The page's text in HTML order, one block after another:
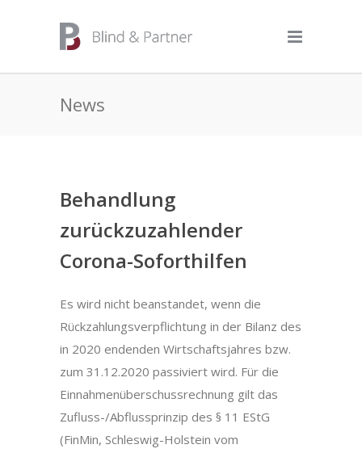
News
Behandlung
zurückzuzahlender
Corona-Soforthilfen
Es wird nicht beanstandet, wenn die
Rückzahlungsverpflichtung in der Bilanz des
in 2020 endenden Wirtschaftsjahres bzw.
zum 31.12.2020 passiviert wird. Für die
Einnahmenüberschussrechnung gilt das
Zufluss-/Abflussprinzip des § 11 EStG
(FinMin, Schleswig-Holstein vom